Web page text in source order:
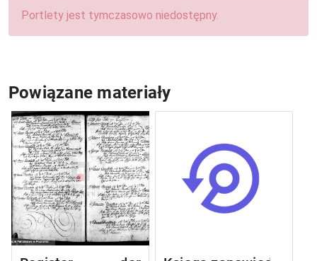
Portlety jest tymczasowo niedostępny.
Powiązane materiały